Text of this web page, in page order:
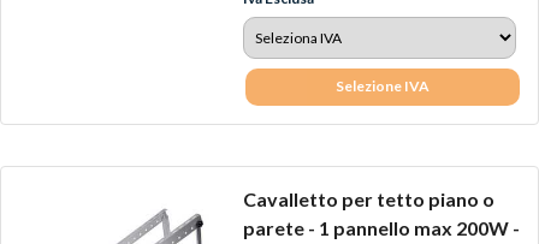
Selezione IVA
Cavalletto per tetto piano o
parete - 1 pannello max 200W -